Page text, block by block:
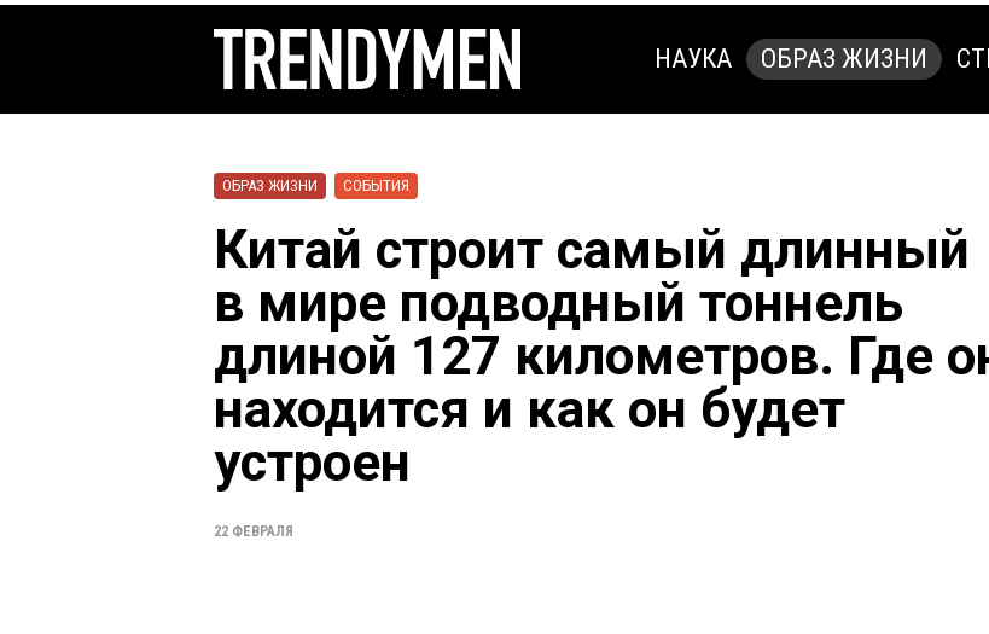
НАУКА ОБРАЗ ЖИЗНИ
ОБРАЗ ЖИЗНИ СОБЫТИЯ
Китай строит самый длинный
в мире подводный тоннель
длиной 127 километров. Где
находится и как он будет
устроен
22 ФЕВРАЛЯ